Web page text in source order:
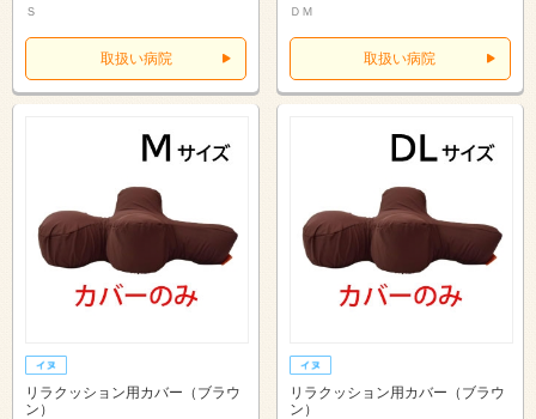
Ｓ
取扱い病院
ＤＭ
取扱い病院
リラクッション用カバー（ブラウ
ン）
リラクッション用カバー（ブラウ
ン）